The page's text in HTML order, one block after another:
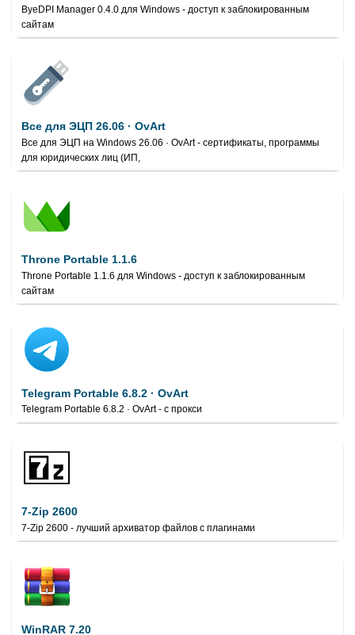
ByeDPI Manager 0.4.0 для Windows - доступ к заблокированным
сайтам
Все для ЭЦП 26.06 · OvArt
Все для ЭЦП на Windows 26.06 · OvArt - сертификаты, программы
для юридических лиц (ИП,
Throne Portable 1.1.6
Throne Portable 1.1.6 для Windows - доступ к заблокированным
сайтам
Telegram Portable 6.8.2 · OvArt
Telegram Portable 6.8.2 · OvArt - с прокси
7-Zip 2600
7-Zip 2600 - лучший архиватор файлов с плагинами
WinRAR 7.20